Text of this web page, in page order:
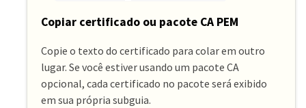
Copiar certificado ou pacote CA PEM
Copie o texto do certificado para colar em outro
lugar. Se você estiver usando um pacote CA
opcional, cada certificado no pacote será exibido
em sua própria subguia.